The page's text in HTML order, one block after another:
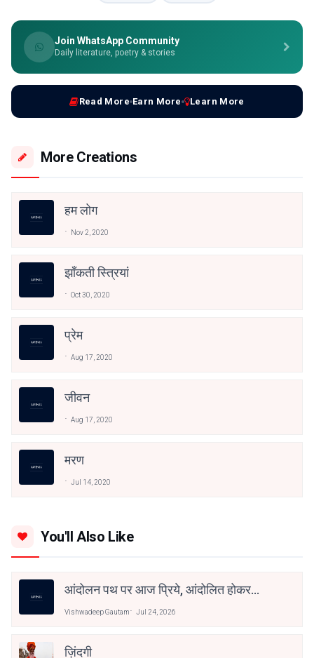
Join WhatsApp Community
Daily literature, poetry & stories
Read More Earn More Learn More
More Creations
हम लोग
Nov 2, 2020
झाँकती स्त्रियां
Oct 30, 2020
प्रेम
Aug 17, 2020
जीवन
Aug 17, 2020
मरण
Jul 14, 2020
You'll Also Like
आंदोलन पथ पर आज प्रिये, आंदोलित होकर
Vishwadeep Gautam Jul 24, 2026
ज़िंदगी